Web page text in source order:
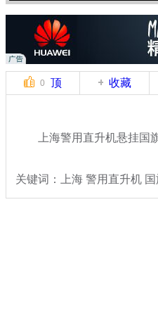
0 顶 收藏
上海警用直升机悬挂国
关键词：上海 警用直升机